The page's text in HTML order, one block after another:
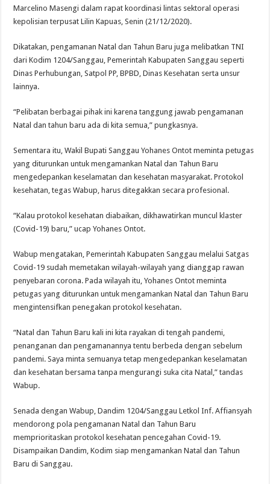
Marcelino Masengi dalam rapat koordinasi lintas sektoral operasi
kepolisian terpusat Lilin Kapuas, Senin (21/12/2020).
Dikatakan, pengamanan Natal dan Tahun Baru juga melibatkan TNI
dari Kodim 1204/Sanggau, Pemerintah Kabupaten Sanggau seperti
Dinas Perhubungan, Satpol PP, BPBD, Dinas Kesehatan serta unsur
lainnya.
“Pelibatan berbagai pihak ini karena tanggung jawab pengamanan
Natal dan tahun baru ada di kita semua,” pungkasnya.
Sementara itu, Wakil Bupati Sanggau Yohanes Ontot meminta petugas
yang diturunkan untuk mengamankan Natal dan Tahun Baru
mengedepankan keselamatan dan kesehatan masyarakat. Protokol
kesehatan, tegas Wabup, harus ditegakkan secara profesional.
“Kalau protokol kesehatan diabaikan, dikhawatirkan muncul klaster
(Covid-19) baru,” ucap Yohanes Ontot.
Wabup mengatakan, Pemerintah Kabupaten Sanggau melalui Satgas
Covid-19 sudah memetakan wilayah-wilayah yang dianggap rawan
penyebaran corona. Pada wilayah itu, Yohanes Ontot meminta
petugas yang diturunkan untuk mengamankan Natal dan Tahun Baru
mengintensifkan penegakan protokol kesehatan.
“Natal dan Tahun Baru kali ini kita rayakan di tengah pandemi,
penanganan dan pengamanannya tentu berbeda dengan sebelum
pandemi. Saya minta semuanya tetap mengedepankan keselamatan
dan kesehatan bersama tanpa mengurangi suka cita Natal,” tandas
Wabup.
Senada dengan Wabup, Dandim 1204/Sanggau Letkol Inf. Affiansyah
mendorong pola pengamanan Natal dan Tahun Baru
memprioritaskan protokol kesehatan pencegahan Covid-19.
Disampaikan Dandim, Kodim siap mengamankan Natal dan Tahun
Baru di Sanggau.